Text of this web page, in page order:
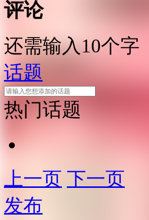
评论
还需输入10个字
话题
热门话题
上一页 下一页
发布